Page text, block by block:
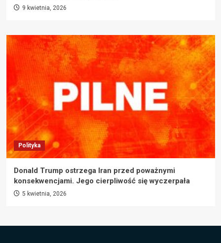
9 kwietnia, 2026
Polityka
Donald Trump ostrzega Iran przed poważnymi
konsekwencjami. Jego cierpliwość się wyczerpała
5 kwietnia, 2026